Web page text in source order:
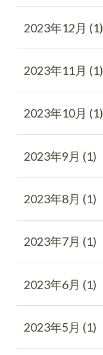
2023年12月 (1)
2023年11月 (1)
2023年10月 (1)
2023年9月 (1)
2023年8月 (1)
2023年7月 (1)
2023年6月 (1)
2023年5月 (1)